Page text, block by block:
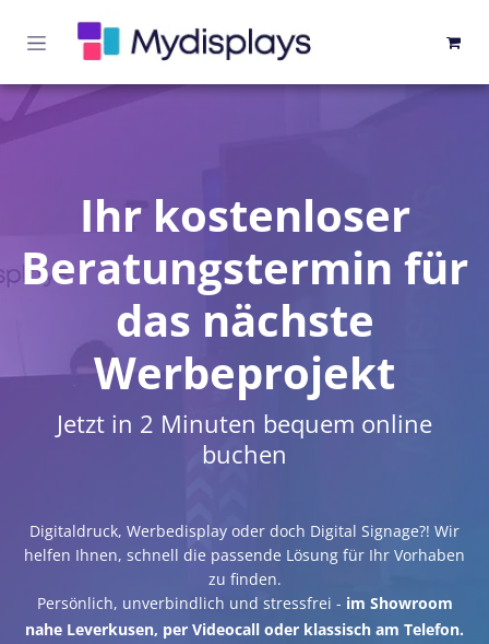
Ihr kostenloser
Beratungstermin für
das nächste
Werbeprojekt
Jetzt in 2 Minuten bequem online
buchen
Digitaldruck, Werbedisplay oder doch Digital Signage?! Wir
helfen Ihnen, schnell die passende Lösung für Ihr Vorhaben
zu finden.
Persönlich, unverbindlich und stressfrei - im Showroom
nahe Leverkusen, per Videocall oder klassisch am Telefon.